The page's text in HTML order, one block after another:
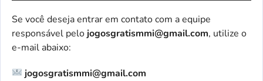
Se você deseja entrar em contato com a equipe
responsável pelo jogosgratismmi@gmail.com, utilize o
e-mail abaixo:
jogosgratismmi@gmail.com